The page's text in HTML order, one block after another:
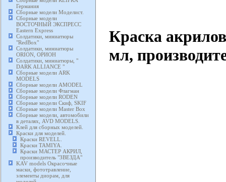
Германия
Сборные модели Моделист.
Сборные модели
ВОСТОЧНЫЙ ЭКСПРЕСС
Eastern Express
Солдатики, миниатюры
"RedBox"
Солдатики, миниатюры
ORION, ОРИОН
Солдатики, миниатюры, "
DARK ALLIANCE "
Сборные модели ARK
MODELS
Сборные модели AMODEL
Сборные модели Флагман
Сборные модели RODEN
Сборные модели Скиф, SKIF
Сборные модели Master Box
Сборные модели, автомобили
в деталях, AVD MODELS.
Клей для сборных моделей.
Краски для моделей.
Краски REVELL.
Краски TAMIYA.
Краски МАСТЕР АКРИЛ,
производитель "ЗВЕЗДА"
KAV models Окрасочные
маски, фототравление,
элементы диорам, для
Краска
мл,